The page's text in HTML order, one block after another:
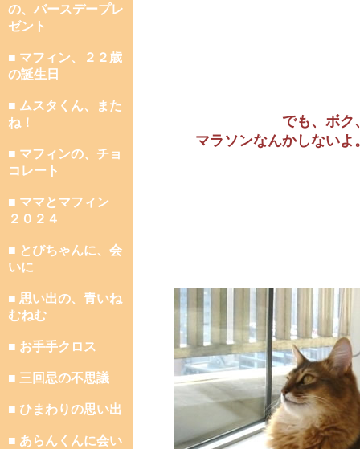
の、バースデープレ
ゼント
■ マフィン、２２歳
の誕生日
■ ムスタくん、また
ね！
■ マフィンの、チョ
コレート
■ ママとマフィン
２０２４
■ とびちゃんに、会
いに
■ 思い出の、青いね
むねむ
■ お手手クロス
■ 三回忌の不思議
■ ひまわりの思い出
■ あらんくんに会い
でも、ボク
マラソンなんかしないよ